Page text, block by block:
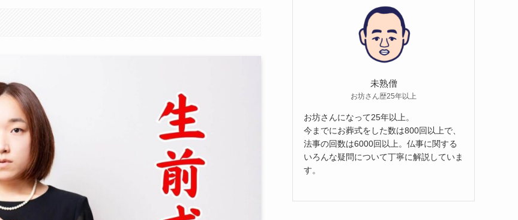
未熟僧
お坊さん歴25年以上
お坊さんになって25年以上。
今までにお葬式をした数は800回以上で、
法事の回数は6000回以上。仏事に関する
いろんな疑問について丁寧に解説していま
す。